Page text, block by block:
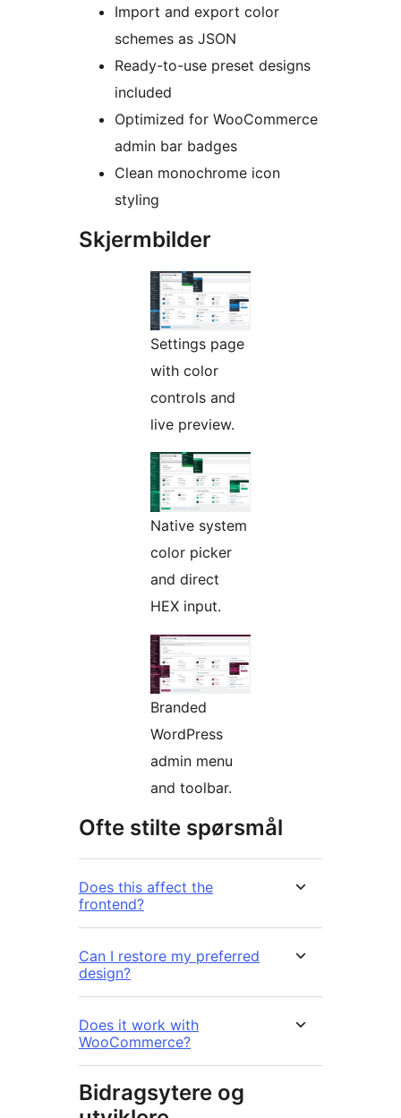
Import and export color
schemes as JSON
Ready-to-use preset designs
included
Optimized for WooCommerce
admin bar badges
Clean monochrome icon
styling
Skjermbilder
Settings page
with color
controls and
live preview.
Native system
color picker
and direct
HEX input.
Branded
WordPress
admin menu
and toolbar.
Ofte stilte spørsmål
Does this affect the
frontend?
Can I restore my preferred
design?
Does it work with
WooCommerce?
Bidragsytere og